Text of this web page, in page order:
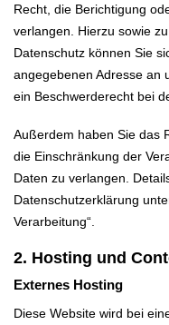
Recht, die Berichtigung
verlangen. Hierzu sowie
Datenschutz können Sie
angegebenen Adresse an
ein Beschwerderecht bei
Außerdem haben Sie das
die Einschränkung der
Daten zu verlangen.
Datenschutzerklärung
Verarbeitung“.
2. Hosting und
Externes Hosting
Diese Website wird bei